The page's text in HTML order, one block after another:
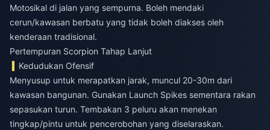
Motosikal di jalan yang sempurna. Boleh mendaki
cerun/kawasan berbatu yang tidak boleh diakses oleh
kenderaan tradisional.
Pertempuran Scorpion Tahap Lanjut
Kedudukan Ofensif
Menyusup untuk merapatkan jarak, muncul 20-30m dari
kawasan bangunan. Gunakan Launch Spikes sementara rakan
sepasukan turun. Tembakan 3 peluru akan menekan
tingkap/pintu untuk pencerobohan yang diselaraskan.